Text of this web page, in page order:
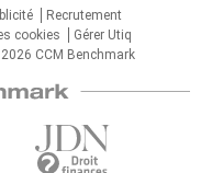
Recrutement
cookies
Gérer Utiq
CCM Benchmark